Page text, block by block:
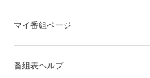
マイ番組ページ
番組表ヘルプ